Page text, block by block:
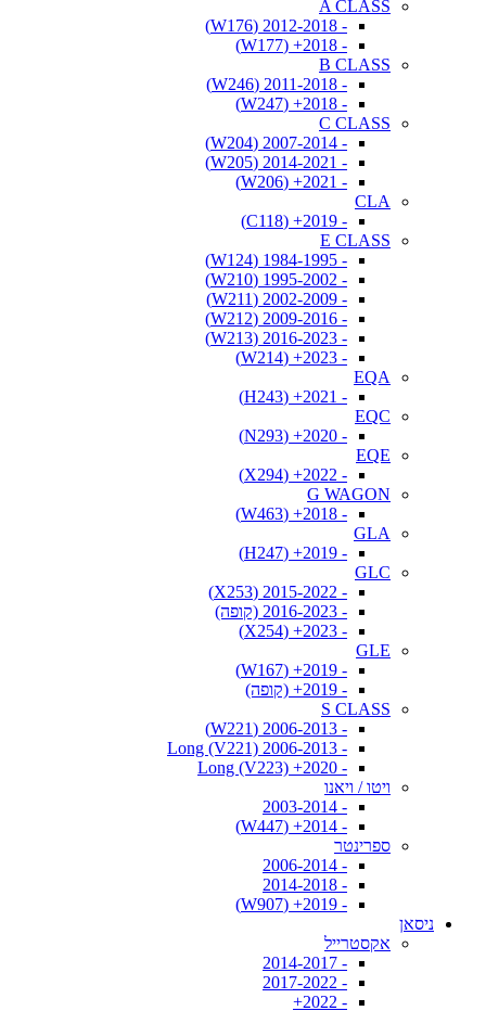
A CLASS
- 2012-2018 (W176)
- 2018+ (W177)
B CLASS
- 2011-2018 (W246)
- 2018+ (W247)
C CLASS
- 2007-2014 (W204)
- 2014-2021 (W205)
- 2021+ (W206)
CLA
- 2019+ (C118)
E CLASS
- 1984-1995 (W124)
- 1995-2002 (W210)
- 2002-2009 (W211)
- 2009-2016 (W212)
- 2016-2023 (W213)
- 2023+ (W214)
EQA
- 2021+ (H243)
EQC
- 2020+ (N293)
EQE
- 2022+ (X294)
G WAGON
- 2018+ (W463)
GLA
- 2019+ (H247)
GLC
- 2015-2022 (X253)
- 2016-2023 (קופה)
- 2023+ (X254)
GLE
- 2019+ (W167)
- 2019+ (קופה)
S CLASS
- 2006-2013 (W221)
- 2006-2013 Long (V221)
- 2020+ Long (V223)
ויטו / ויאנו
- 2003-2014
- 2014+ (W447)
ספרינטר
- 2006-2014
- 2014-2018
- 2019+ (W907)
ניסאן
אקסטרייל
- 2014-2017
- 2017-2022
- 2022+